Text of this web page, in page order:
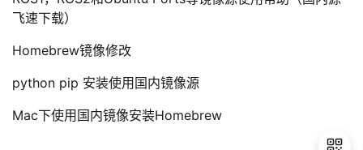
飞速下载）
Homebrew镜像修改
python pip 安装使用国内镜像源
Mac下使用国内镜像安装Homebrew